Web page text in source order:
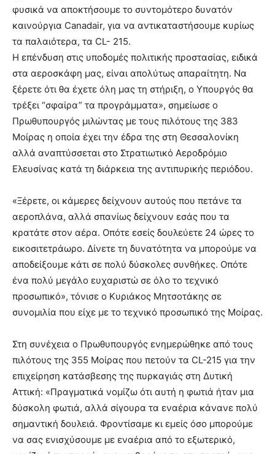
φυσικά να αποκτήσουμε το συντομότερο δυνατόν
καινούργια Canadair, για να αντικαταστήσουμε κυρίως
τα παλαιότερα, τα CL- 215.
Η επένδυση στις υποδομές πολιτικής προστασίας, ειδικά
στα αεροσκάφη μας, είναι απολύτως απαραίτητη. Να
ξέρετε ότι θα έχετε όλη μας τη στήριξη, ο Υπουργός θα
τρέξει “σφαίρα” τα προγράμματα», σημείωσε ο
Πρωθυπουργός μιλώντας με τους πιλότους της 383
Μοίρας η οποία έχει την έδρα της στη Θεσσαλονίκη
αλλά αναπτύσσεται στο Στρατιωτικό Αεροδρόμιο
Ελευσίνας κατά τη διάρκεια της αντιπυρικής περιόδου.
«Ξέρετε, οι κάμερες δείχνουν αυτούς που πετάνε τα
αεροπλάνα, αλλά σπανίως δείχνουν εσάς που τα
κρατάτε στον αέρα. Οπότε εσείς δουλεύετε 24 ώρες το
εικοσιτετράωρο. Δίνετε τη δυνατότητα να μπορούμε να
αποδείξουμε κάτι σε πολύ δύσκολες συνθήκες. Οπότε
ένα πολύ μεγάλο ευχαριστώ σε όλο το τεχνικό
προσωπικό», τόνισε ο Κυριάκος Μητσοτάκης σε
συνομιλία που είχε με το τεχνικό προσωπικό της Μοίρας.
Στη συνέχεια ο Πρωθυπουργός ενημερώθηκε από τους
πιλότους της 355 Μοίρας που πετούν τα CL-215 για την
επιχείρηση κατάσβεσης της πυρκαγιάς στη Δυτική
Αττική: «Πραγματικά νομίζω ότι αυτή η φωτιά ήταν μια
δύσκολη φωτιά, αλλά σίγουρα τα εναέρια κάνανε πολύ
σημαντική δουλειά. Φροντίσαμε κι εμείς όσο μπορούμε
να σας ενισχύσουμε με εναέρια από το εξωτερικό,